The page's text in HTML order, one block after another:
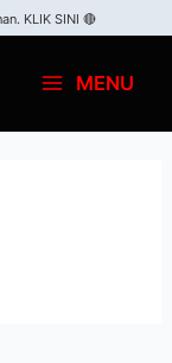
KLIK SINI 🔴
MENU